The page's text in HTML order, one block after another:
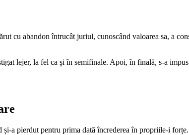
cu abandon întrucât juriul, cunoscând valoarea sa, a
lejer, la fel ca și în semifinale. Apoi, în finală, s-a
a pierdut pentru prima dată încrederea în propriile-i forțe.